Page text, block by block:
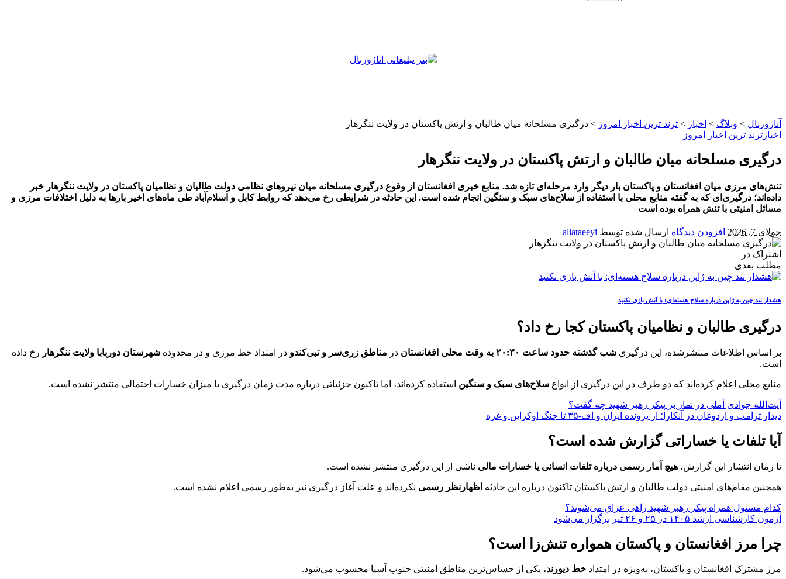
آناژورنال > وبلاگ > اخبار > ترند ترین اخبار امروز > درگیری مسلحانه میان طالبان و ارتش پاکستان در ولایت ننگرهار
اخبار ترند ترین اخبار امروز
درگیری مسلحانه میان طالبان و ارتش پاکستان در ولایت ننگرهار
تنش‌های مرزی میان افغانستان و پاکستان بار دیگر وارد مرحله‌ای تازه شد. منابع خبری افغانستان از وقوع درگیری مسلحانه میان نیروهای نظامی دولت طالبان و نظامیان پاکستان در ولایت ننگرهار خبر
داده‌اند؛ درگیری‌ای که به گفته منابع محلی با استفاده از سلاح‌های سبک و سنگین انجام شده است. این حادثه در شرایطی رخ می‌دهد که روابط کابل و اسلام‌آباد طی ماه‌های اخیر بارها به دلیل اختلافات مرزی و
مسائل امنیتی با تنش همراه بوده است
جولای 7, 2026 افزودن دیدگاه ارسال شده توسط aliataeeyi
اشتراک در
مطلب بعدی
هشدار تند چین به ژاپن درباره سلاح هسته‌ای: با آتش بازی نکنید
درگیری طالبان و نظامیان پاکستان کجا رخ داد؟
بر اساس اطلاعات منتشرشده، این درگیری شب گذشته حدود ساعت ۲۰:۳۰ به وقت محلی افغانستان در مناطق زری‌سر و تبی‌کندو در امتداد خط مرزی و در محدوده شهرستان دوربابا ولایت ننگرهار رخ داده
است.
منابع محلی اعلام کرده‌اند که دو طرف در این درگیری از انواع سلاح‌های سبک و سنگین استفاده کرده‌اند، اما تاکنون جزئیاتی درباره مدت زمان درگیری یا میزان خسارات احتمالی منتشر نشده است.
آیت‌الله جوادی آملی در نماز بر پیکر رهبر شهید چه گفت؟
دیدار ترامپ و اردوغان در آنکارا؛ از پرونده ایران و اف-۳۵ تا جنگ اوکراین و غزه
آیا تلفات یا خساراتی گزارش شده است؟
تا زمان انتشار این گزارش، هیچ آمار رسمی درباره تلفات انسانی یا خسارات مالی ناشی از این درگیری منتشر نشده است.
همچنین مقام‌های امنیتی دولت طالبان و ارتش پاکستان تاکنون درباره این حادثه اظهارنظر رسمی نکرده‌اند و علت آغاز درگیری نیز به‌طور رسمی اعلام نشده است.
کدام مسئول همراه پیکر رهبر شهید راهی عراق می‌شوند؟
آزمون کارشناسی ارشد ۱۴۰۵ در ۲۵ و ۲۶ تیر برگزار می‌شود
چرا مرز افغانستان و پاکستان همواره تنش‌زا است؟
مرز مشترک افغانستان و پاکستان، به‌ویژه در امتداد خط دیورند، یکی از حساس‌ترین مناطق امنیتی جنوب آسیا محسوب می‌شود.